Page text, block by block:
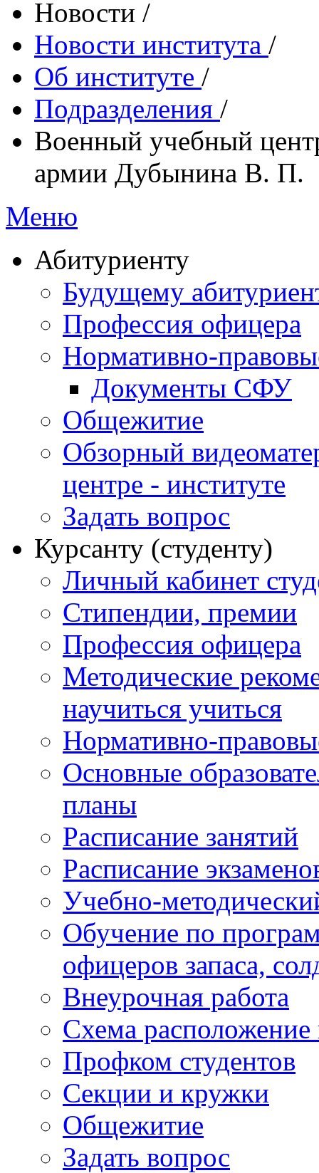
Новости /
Новости института /
Об институте /
Подразделения /
Военный учебный
армии Дубынина В. П.
Меню
Абитуриенту
Будущему
Профессия офицера
Нормативно-
Документы СФУ
Общежитие
Обзорный
центре - институте
Задать вопрос
Курсанту (студенту)
Личный кабинет
Стипендии, премии
Профессия офицера
Методические
научиться учиться
Нормативно-
Основные
планы
Расписание занятий
Расписание
Учебно-
Обучение по
офицеров запаса,
Внеурочная работа
Схема расположение
Профком студентов
Секции и кружки
Общежитие
Задать вопрос